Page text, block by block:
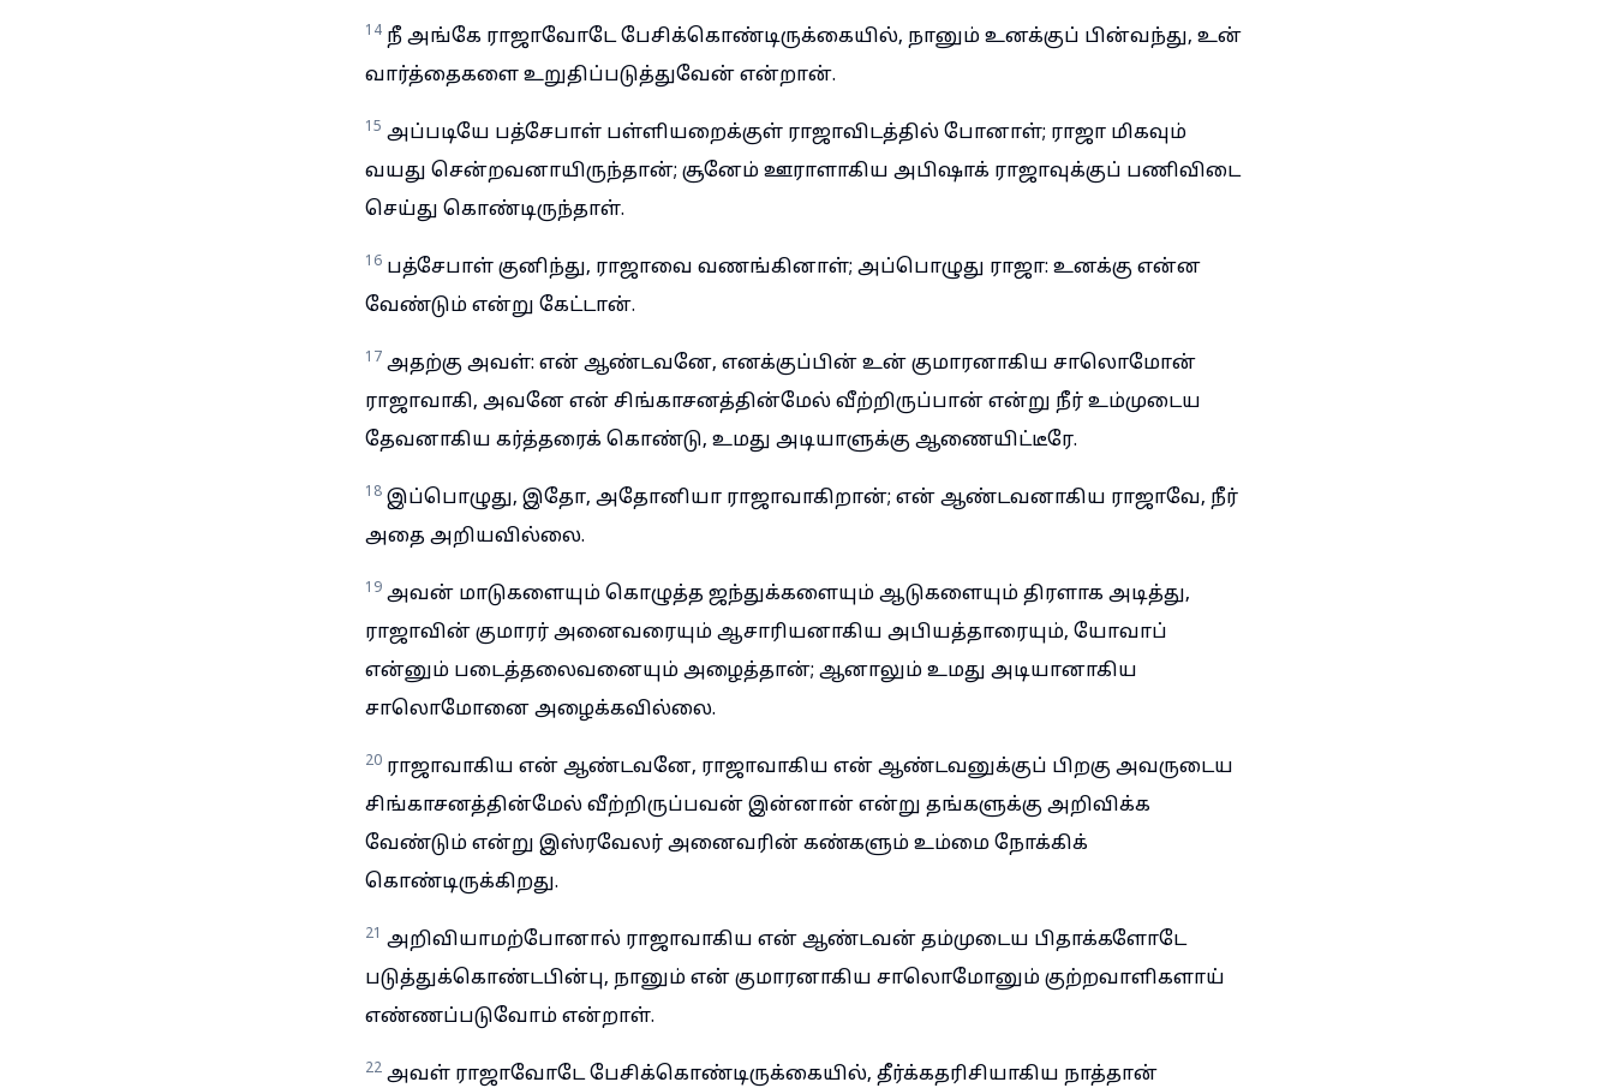
14 நீ அங்கே ராஜாவோடே பேசிக்கொண்டிருக்கையில், நானும் உனக்குப் பின்வந்து, உன்
வார்த்தைகளை உறுதிப்படுத்துவேன் என்றான்.
15 அப்படியே பத்சேபாள் பள்ளியறைக்குள் ராஜாவிடத்தில் போனாள்; ராஜா மிகவும்
வயது சென்றவனாயிருந்தான்; சூனேம் ஊராளாகிய அபிஷாக் ராஜாவுக்குப் பணிவிடை
செய்து கொண்டிருந்தாள்.
16 பத்சேபாள் குனிந்து, ராஜாவை வணங்கினாள்; அப்பொழுது ராஜா: உனக்கு என்ன
வேண்டும் என்று கேட்டான்.
17 அதற்கு அவள்: என் ஆண்டவனே, எனக்குப்பின் உன் குமாரனாகிய சாலொமோன்
ராஜாவாகி, அவனே என் சிங்காசனத்தின்மேல் வீற்றிருப்பான் என்று நீர் உம்முடைய
தேவனாகிய கர்த்தரைக் கொண்டு, உமது அடியாளுக்கு ஆணையிட்டீரே.
18 இப்பொழுது, இதோ, அதோனியா ராஜாவாகிறான்; என் ஆண்டவனாகிய ராஜாவே, நீர்
அதை அறியவில்லை.
19 அவன் மாடுகளையும் கொழுத்த ஜந்துக்களையும் ஆடுகளையும் திரளாக அடித்து,
ராஜாவின் குமாரர் அனைவரையும் ஆசாரியனாகிய அபியத்தாரையும், யோவாப்
என்னும் படைத்தலைவனையும் அழைத்தான்; ஆனாலும் உமது அடியானாகிய
சாலொமோனை அழைக்கவில்லை.
20 ராஜாவாகிய என் ஆண்டவனே, ராஜாவாகிய என் ஆண்டவனுக்குப் பிறகு அவருடைய
சிங்காசனத்தின்மேல் வீற்றிருப்பவன் இன்னான் என்று தங்களுக்கு அறிவிக்க
வேண்டும் என்று இஸ்ரவேலர் அனைவரின் கண்களும் உம்மை நோக்கிக்
கொண்டிருக்கிறது.
21 அறிவியாமற்போனால் ராஜாவாகிய என் ஆண்டவன் தம்முடைய பிதாக்களோடே
படுத்துக்கொண்டபின்பு, நானும் என் குமாரனாகிய சாலொமோனும் குற்றவாளிகளாய்
எண்ணப்படுவோம் என்றாள்.
22 அவள் ராஜாவோடே பேசிக்கொண்டிருக்கையில், தீர்க்கதரிசியாகிய நாத்தான்